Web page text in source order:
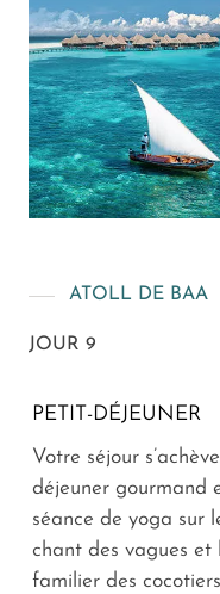
ATOLL DE BAA
JOUR 9
PETIT-DÉJEUNER
Votre séjour
déjeuner gourmand
séance de yoga sur
chant des vagues et
familier des